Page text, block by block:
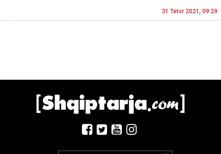
31 Tetor 2021, 09:29